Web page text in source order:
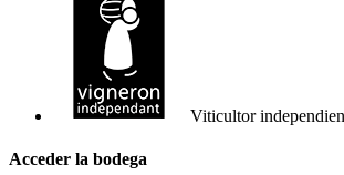
Viticultor
Acceder la bodega